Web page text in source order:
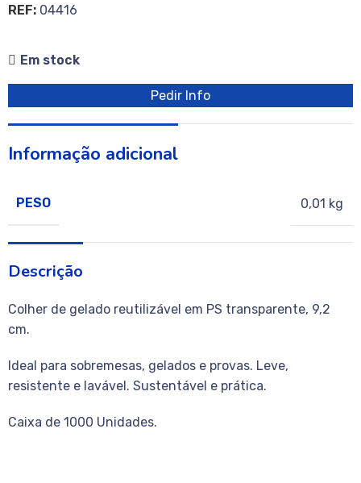
REF: 04416
Em stock
Pedir Info
Informação adicional
PESO 0,01 kg
Descrição
Colher de gelado reutilizável em PS transparente, 9,2
cm.
Ideal para sobremesas, gelados e provas. Leve,
resistente e lavável. Sustentável e prática.
Caixa de 1000 Unidades.